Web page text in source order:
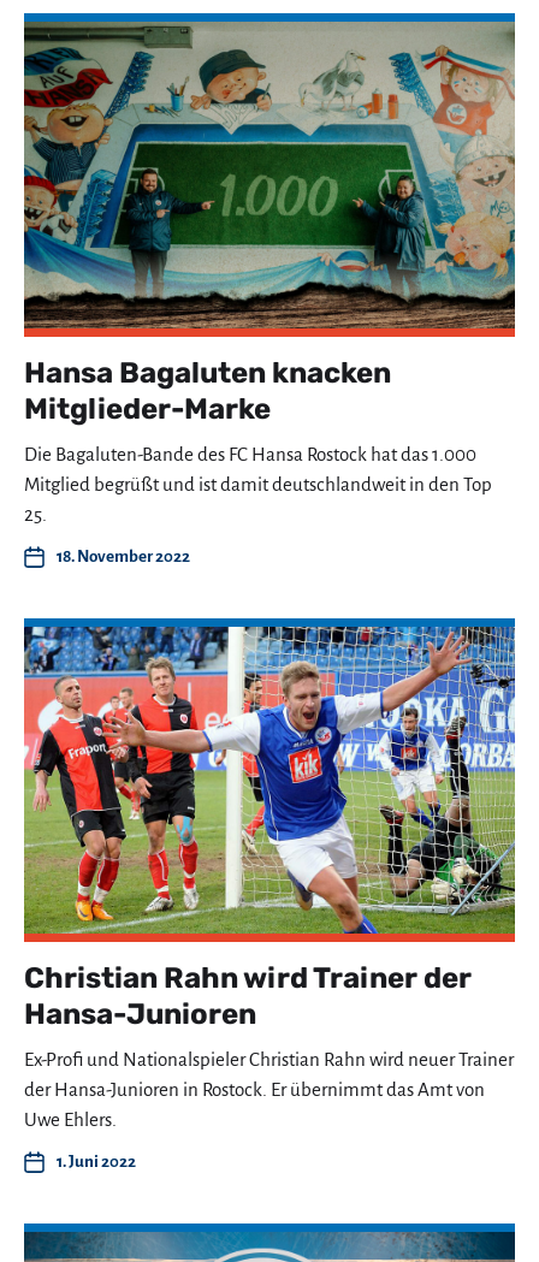
Hansa Bagaluten knacken
Mitglieder-Marke
Die Bagaluten-Bande des FC Hansa Rostock hat das 1.000
Mitglied begrüßt und ist damit deutschlandweit in den Top
25.
18. November 2022
Christian Rahn wird Trainer der
Hansa-Junioren
Ex-Profi und Nationalspieler Christian Rahn wird neuer Trainer
der Hansa-Junioren in Rostock. Er übernimmt das Amt von
Uwe Ehlers.
1. Juni 2022